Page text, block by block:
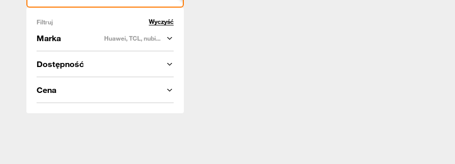
Filtruj Wyczyść
Marka Huawei, TCL, nubi...
Dostępność
Cena